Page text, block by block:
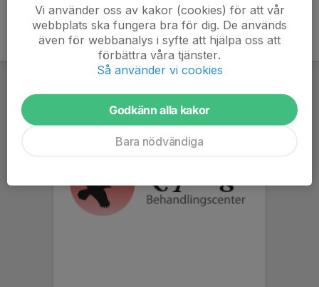
Vi använder oss av kakor (cookies) för att vår
webbplats ska fungera bra för dig. De används
även för webbanalys i syfte att hjälpa oss att
förbättra våra tjänster.
Så använder vi cookies
Godkänn alla kakor
Bara nödvändiga